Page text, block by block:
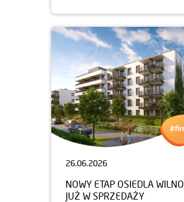
26.06.2026
NOWY ETAP OSIEDLA WILNO
JUŻ W SPRZEDAŻY